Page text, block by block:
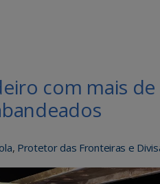
com mais de
, Protetor das Fronteiras e